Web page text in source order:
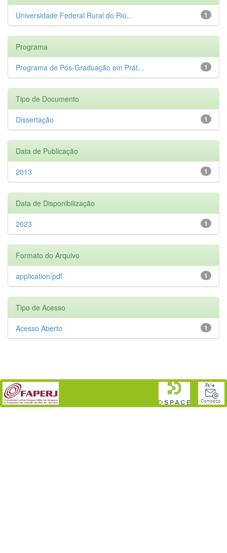
1
Universidade Federal Rural do Rio...
Programa
1
Programa de Pós-Graduação em Prát...
Tipo de Documento
1
Dissertação
Data de Publicação
1
2013
Data de Disponibilização
1
2023
Formato do Arquivo
1
application/pdf
Tipo de Acesso
1
Acesso Aberto